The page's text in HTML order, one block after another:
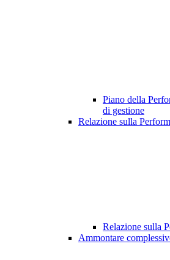
Piano della
di gestione
Relazione sulla
Relazione sulla
Ammontare